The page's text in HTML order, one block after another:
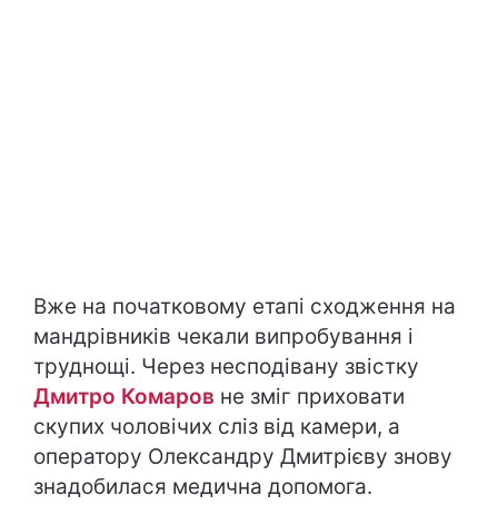
Вже на початковому етапі сходження на
мандрівників чекали випробування і
труднощі. Через несподівану звістку
Дмитро Комаров не зміг приховати
скупих чоловічих сліз від камери, а
оператору Олександру Дмитрієву знову
знадобилася медична допомога.